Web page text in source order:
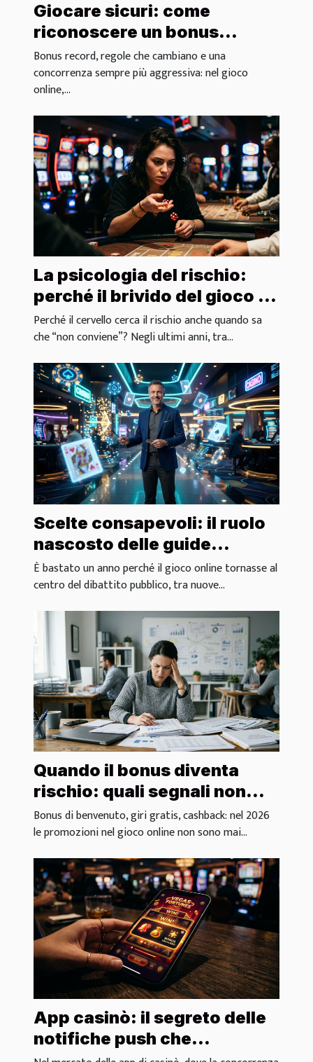
Giocare sicuri: come
riconoscere un bonus
trasparente e affidabile
Bonus record, regole che cambiano e una
concorrenza sempre più aggressiva: nel gioco
online,...
La psicologia del rischio:
perché il brivido del gioco è
irresistibile
Perché il cervello cerca il rischio anche quando sa
che “non conviene”? Negli ultimi anni, tra...
Scelte consapevoli: il ruolo
nascosto delle guide
affidabili nei casinò digitali
È bastato un anno perché il gioco online tornasse al
centro del dibattito pubblico, tra nuove...
Quando il bonus diventa
rischio: quali segnali non
ignorare
Bonus di benvenuto, giri gratis, cashback: nel 2026
le promozioni nel gioco online non sono mai...
App casinò: il segreto delle
notifiche push che